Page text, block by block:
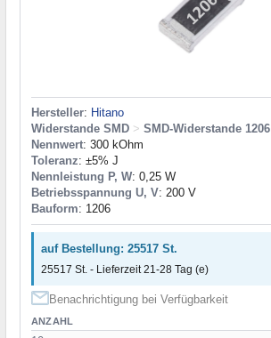
Hersteller: Hitano
Widerstande SMD > SMD-Widerstande 1206
Nennwert: 300 kOhm
Toleranz: ±5% J
Nennleistung P, W: 0,25 W
Betriebsspannung U, V: 200 V
Bauform: 1206
auf Bestellung: 25517 St.
25517 St. - Lieferzeit 21-28 Tag (e)
Benachrichtigung bei Verfügbarkeit
ANZAHL